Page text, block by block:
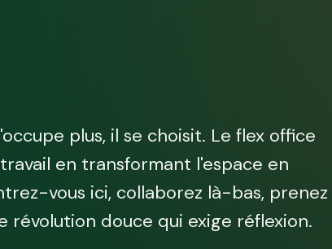
plus, il se choisit. Le flex office
en transformant l'espace en
vous ici, collaborez là-bas, prenez
révolution douce qui exige réflexion.